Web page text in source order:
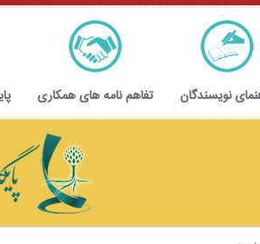
نویسندگان تفاهم نامه های همکاری